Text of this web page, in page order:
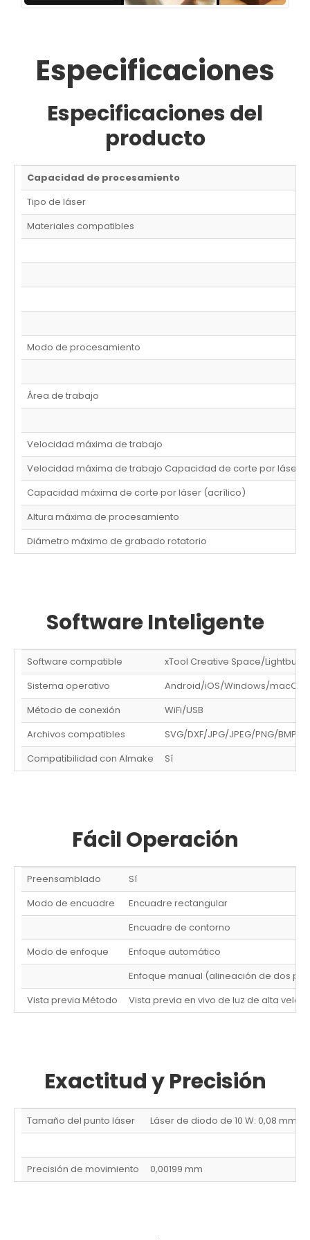
Especificaciones
Especificaciones del
producto
Capacidad de procesamiento
Tipo de láser
Materiales compatibles
Modo de procesamiento
Área de trabajo
Velocidad máxima de trabajo
Velocidad máxima de trabajo Capacidad de corte por láser
Capacidad máxima de corte por láser (acrílico)
Altura máxima de procesamiento
Diámetro máximo de grabado rotatorio
Software Inteligente
Software compatible
xTool Creative Space/Lightburn
Sistema operativo
Android/iOS/Windows/macOS
Método de conexión
WiFi/USB
Archivos compatibles
SVG/DXF/JPG/JPEG/PNG/BMP,
Compatibilidad con AImake
Sí
Fácil Operación
Preensamblado
Sí
Modo de encuadre
Encuadre rectangular
Encuadre de contorno
Modo de enfoque
Enfoque automático
Enfoque manual (alineación de dos
Vista previa Método
Vista previa en vivo de luz de alta
Exactitud y Precisión
Tamaño del punto láser Láser de diodo de 10 W: 0,08 mm ×
Precisión de movimiento 0,00199 mm